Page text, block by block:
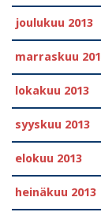
joulukuu 2013
marraskuu
lokakuu 2013
syyskuu 2013
elokuu 2013
heinäkuu 2013